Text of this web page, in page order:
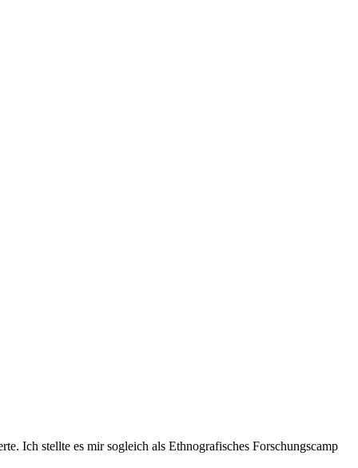
Ich stellte es mir sogleich als Ethnografisches Forschungscamp